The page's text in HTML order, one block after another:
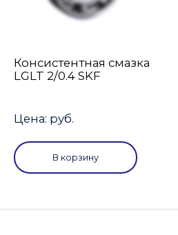
Консистентная смазка
LGLT 2/0.4 SKF
Цена: руб.
В корзину